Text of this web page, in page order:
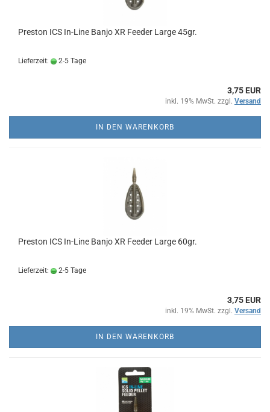
Preston ICS In-Line Banjo XR Feeder Large 45gr.
Lieferzeit: 2-5 Tage
3,75 EUR
inkl. 19% MwSt. zzgl. Versand
IN DEN WARENKORB
Preston ICS In-Line Banjo XR Feeder Large 60gr.
Lieferzeit: 2-5 Tage
3,75 EUR
inkl. 19% MwSt. zzgl. Versand
IN DEN WARENKORB